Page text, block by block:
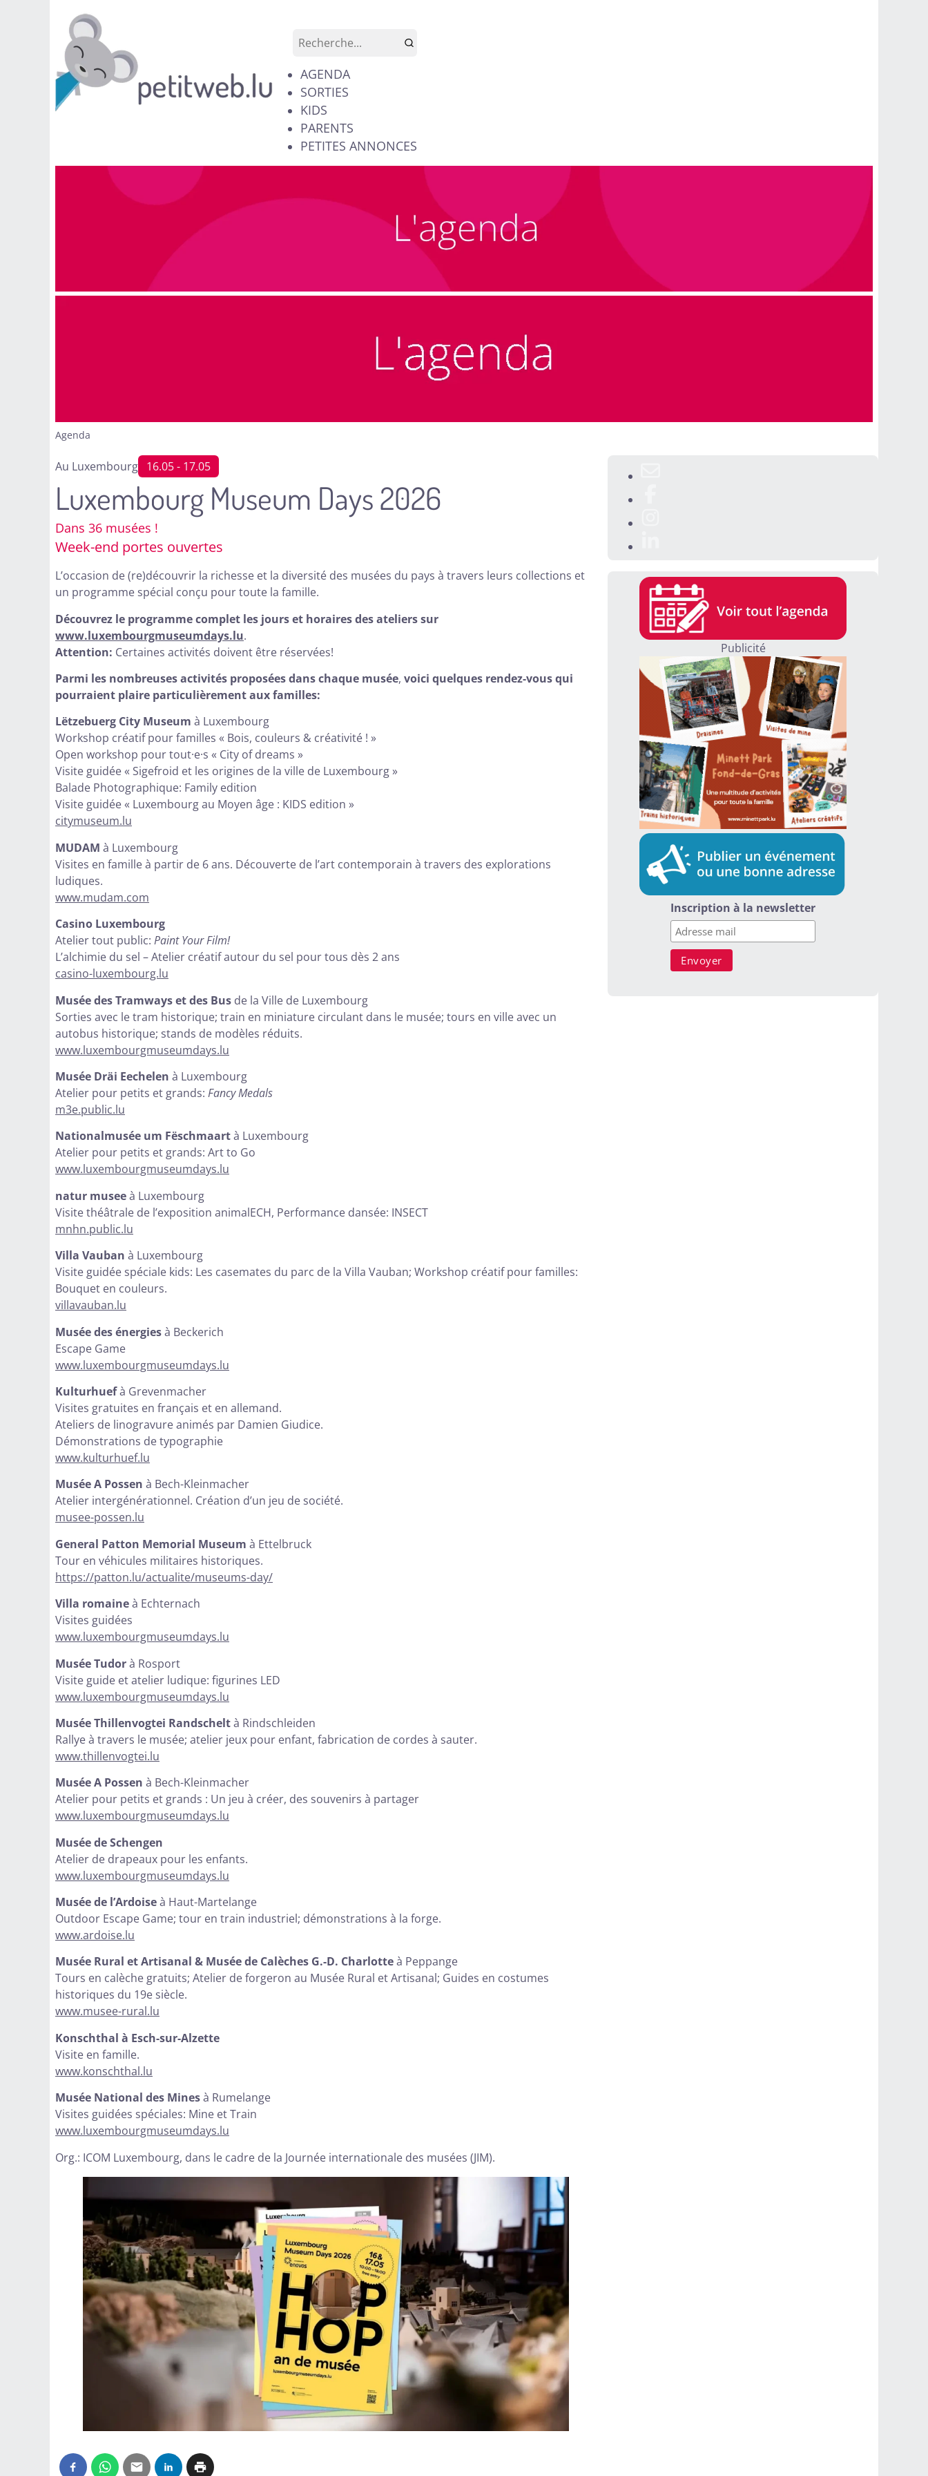
AGENDA
SORTIES
KIDS
PARENTS
PETITES ANNONCES
Agenda
Au Luxembourg 16.05- 17.05
Luxembourg Museum Days 2026
Dans 36 musées !
Week-end portes ouvertes
L’occasion de (re)découvrir la richesse et la diversité des musées du pays à travers leurs collections et
un programme spécial conçu pour toute la famille.
Découvrez le programme complet les jours et horaires des ateliers sur
www.luxembourgmuseumdays.lu.
Attention: Certaines activités doivent être réservées!
Parmi les nombreuses activités proposées dans chaque musée, voici quelques rendez-vous qui
pourraient plaire particulièrement aux familles:
Lëtzebuerg City Museum à Luxembourg
Workshop créatif pour familles « Bois, couleurs & créativité ! »
Open workshop pour tout·e·s « City of dreams »
Visite guidée « Sigefroid et les origines de la ville de Luxembourg »
Balade Photographique: Family edition
Visite guidée « Luxembourg au Moyen âge : KIDS edition »
citymuseum.lu
MUDAM à Luxembourg
Visites en famille à partir de 6 ans. Découverte de l’art contemporain à travers des explorations
ludiques.
www.mudam.com
Casino Luxembourg
Atelier tout public: Paint Your Film!
L’alchimie du sel – Atelier créatif autour du sel pour tous dès 2 ans
casino-luxembourg.lu
Musée des Tramways et des Bus de la Ville de Luxembourg
Sorties avec le tram historique; train en miniature circulant dans le musée; tours en ville avec un
autobus historique; stands de modèles réduits.
www.luxembourgmuseumdays.lu
Musée Dräi Eechelen à Luxembourg
Atelier pour petits et grands: Fancy Medals
m3e.public.lu
Nationalmusée um Fëschmaartà Luxembourg
Atelier pour petits et grands: Art to Go
www.luxembourgmuseumdays.lu
natur museeà Luxembourg
Visite théâtrale de l’exposition animalECH, Performance dansée: INSECT
mnhn.public.lu
Villa Vauban à Luxembourg
Visite guidée spéciale kids: Les casemates du parc de la Villa Vauban; Workshop créatif pour familles:
Bouquet en couleurs.
villavauban.lu
Musée des énergiesà Beckerich
Escape Game
www.luxembourgmuseumdays.lu
Kulturhuefà Grevenmacher
Visites gratuites en français et en allemand.
Ateliers de linogravure animés par Damien Giudice.
Démonstrations de typographie
www.kulturhuef.lu
Musée A Possen à Bech-Kleinmacher
Atelier intergénérationnel. Création d’un jeu de société.
musee-possen.lu
General Patton Memorial Museum à Ettelbruck
Tour en véhicules militaires historiques.
https://patton.lu/actualite/museums-day/
Villa romaineà Echternach
Visites guidées
www.luxembourgmuseumdays.lu
Musée Tudorà Rosport
Visite guide et atelier ludique: figurines LED
www.luxembourgmuseumdays.lu
Musée Thillenvogtei Randscheltà Rindschleiden
Rallye à travers le musée; atelier jeux pour enfant, fabrication de cordes à sauter.
www.thillenvogtei.lu
Musée A Possen à Bech-Kleinmacher
Atelier pour petits et grands : Un jeu à créer, des souvenirs à partager
www.luxembourgmuseumdays.lu
Musée de Schengen
Atelier de drapeaux pour les enfants.
www.luxembourgmuseumdays.lu
Musée de l’Ardoiseà Haut-Martelange
Outdoor Escape Game; tour en train industriel; démonstrations à la forge.
www.ardoise.lu
Musée Rural et Artisanal & Musée de Calèches G.-D. Charlotteà Peppange
Tours en calèche gratuits; Atelier de forgeron au Musée Rural et Artisanal; Guides en costumes
historiques du 19e siècle.
www.musee-rural.lu
Konschthal à Esch-sur-Alzette
Visite en famille.
www.konschthal.lu
Musée National des Minesà Rumelange
Visites guidées spéciales: Mine et Train
www.luxembourgmuseumdays.lu
Org.: ICOM Luxembourg, dans le cadre de la Journée internationale des musées (JIM).
Publicité
Inscription à la newsletter